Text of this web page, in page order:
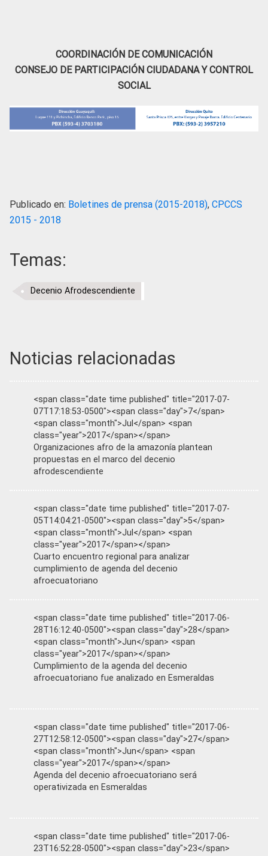
COORDINACIÓN DE COMUNICACIÓN
CONSEJO DE PARTICIPACIÓN CIUDADANA Y CONTROL
SOCIAL
Publicado en: Boletines de prensa (2015-2018), CPCCS
2015 - 2018
Temas:
Decenio Afrodescendiente
Noticias relacionadas
<span class="date time published" title="2017-07-
07T17:18:53-0500"><span class="day">7</span>
<span class="month">Jul</span> <span
class="year">2017</span></span>
Organizaciones afro de la amazonía plantean
propuestas en el marco del decenio
afrodescendiente
<span class="date time published" title="2017-07-
05T14:04:21-0500"><span class="day">5</span>
<span class="month">Jul</span> <span
class="year">2017</span></span>
Cuarto encuentro regional para analizar
cumplimiento de agenda del decenio
afroecuatoriano
<span class="date time published" title="2017-06-
28T16:12:40-0500"><span class="day">28</span>
<span class="month">Jun</span> <span
class="year">2017</span></span>
Cumplimiento de la agenda del decenio
afroecuatoriano fue analizado en Esmeraldas
<span class="date time published" title="2017-06-
27T12:58:12-0500"><span class="day">27</span>
<span class="month">Jun</span> <span
class="year">2017</span></span>
Agenda del decenio afroecuatoriano será
operativizada en Esmeraldas
<span class="date time published" title="2017-06-
23T16:52:28-0500"><span class="day">23</span>